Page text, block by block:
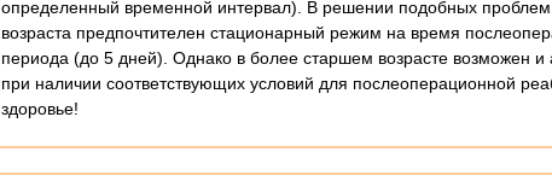
определенный временной интервал). В решении подобных
возраста предпочтителен стационарный режим на время
периода (до 5 дней). Однако в более старшем возрасте возможен
при наличии соответствующих условий для послеоперационной
здоровье!